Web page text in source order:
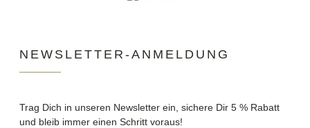
NEWSLETTER-ANMELDUNG
Trag Dich in unseren Newsletter ein, sichere Dir 5 % Rabatt
und bleib immer einen Schritt voraus!